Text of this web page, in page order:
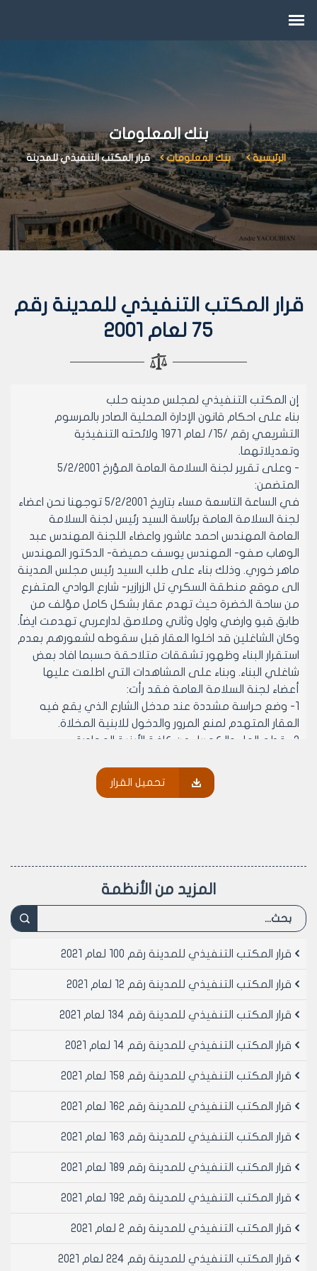
بنك المعلومات
الرئيسية بنك المعلومات قرار المكتب التنفيذي للمدينة
قرار المكتب التنفيذي للمدينة رقم
75 لعام 2001
إن المكتب التنفيذي لمجلس مدينه حلب
بناء على احكام قانون الإدارة المحلية الصادر بالمرسوم
التشريعي رقم /15/ لعام 1971 ولائحته التنفيذية
وتعديلاتهما.
- وعلى تقرير لجنة السلامة العامة المؤرخ 5/2/2001
المتضمن:
في الساعة التاسعة مساء بتاريخ 5/2/2001 توجهنا نحن اعضاء
لجنة السلامة العامة برئاسة السيد رئيس لجنة السلامة
العامة المهندس احمد عاشور واعضاء اللجنة المهندس عبد
الوهاب صفو- المهندس يوسف حميضة- الدكتور المهندس
ماهر خوري. وذلك بناء على طلب السيد رئيس مجلس المدينة
الى موقع منطقة السكري تل الزرازير- شارع الوادي المتفرع
من ساحة الخضرة حيث تهدم عقار بشكل كامل مؤلف من
طابق قبو وارضي واول وثاني وملاصق لدارعربي تهدمت ايضاً.
وكان الشاغلين قد اخلوا العقار قبل سقوطه لشعورهم بعدم
استقرار البناء وظهور تشققات متلاحقة حسبما افاد بعض
شاغلي البناء. وبناء على المشاهدات التي اطلعت عليها
أعضاء لجنة السلامة العامة فقد رأت:
1- وضع حراسة مشددة عند مدخل الشارع الذي يقع فيه
العقار المتهدم لمنع المرور والدخول للابنية المخلاة.
2- قطع الماء والكهرباء عن كافة الأبنية المجاورة.
لتأثرها بحادثة الانهيار وكذلك العقار المؤلف من خمسة
طوابق والمقابل للعقار المجاور للعقار المتهدم.
اضافي في العقارات المجاورة و بدون استعمال الاليات
6- ترى اللجنة ان أسباب الانهيار هو كون العقار مبني بشكل
الدراسة والتنفيذ والاشراف وقد سرع في الانهيار تسرب المياه
الحلوة والمالحة الى تربة التأسيس الى اسفل البناء مما ادى
7- تؤكد اللجنة على ضرورة معالجة كافية للابنية في تلك
الهندسية والإنشائية المعتمدة حرصا على سلامة الشاغلين
- وعلى التثبيت الطبوغرافي على مخطط الموقع المرفق
منطقه عقارية انصاري- سكري- تل الزرازير.
- وعلى موافقة اعضائه (بالإجماع) في جلسته المنعقدة
- يقرر ما يلي –
منطقة عقارية الانصاري –سكري-تل الزرازير كارثة معلنة.
ماده - ينشر هذا القرار في لوحة اعلانات مجلس المدينة
تحميل القرار
المزيد من الأنظمة
قرار المكتب التنفيذي للمدينة رقم 100 لعام 2021
قرار المكتب التنفيذي للمدينة رقم 12 لعام 2021
قرار المكتب التنفيذي للمدينة رقم 134 لعام 2021
قرار المكتب التنفيذي للمدينة رقم 14 لعام 2021
قرار المكتب التنفيذي للمدينة رقم 158 لعام 2021
قرار المكتب التنفيذي للمدينة رقم 162 لعام 2021
قرار المكتب التنفيذي للمدينة رقم 163 لعام 2021
قرار المكتب التنفيذي للمدينة رقم 189 لعام 2021
قرار المكتب التنفيذي للمدينة رقم 192 لعام 2021
قرار المكتب التنفيذي للمدينة رقم 2 لعام 2021
قرار المكتب التنفيذي للمدينة رقم 224 لعام 2021